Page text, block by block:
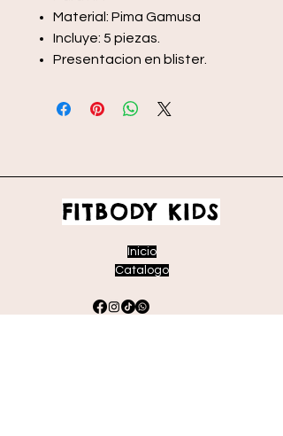
Material: Pima Gamusa
Incluye: 5 piezas.
Presentacion en blister.
FITBODY KIDS
Inicio
Catalogo